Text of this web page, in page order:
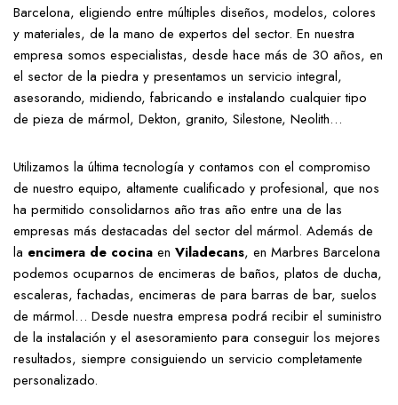
Barcelona, eligiendo entre múltiples diseños, modelos, colores
y materiales, de la mano de expertos del sector. En nuestra
empresa somos especialistas, desde hace más de 30 años, en
el sector de la piedra y presentamos un servicio integral,
asesorando, midiendo, fabricando e instalando cualquier tipo
de pieza de mármol, Dekton, granito, Silestone, Neolith…
Utilizamos la última tecnología y contamos con el compromiso
de nuestro equipo, altamente cualificado y profesional, que nos
ha permitido consolidarnos año tras año entre una de las
empresas más destacadas del sector del mármol. Además de
la encimera de cocina en Viladecans, en Marbres Barcelona
podemos ocuparnos de encimeras de baños, platos de ducha,
escaleras, fachadas, encimeras de para barras de bar, suelos
de mármol… Desde nuestra empresa podrá recibir el suministro
de la instalación y el asesoramiento para conseguir los mejores
resultados, siempre consiguiendo un servicio completamente
personalizado.